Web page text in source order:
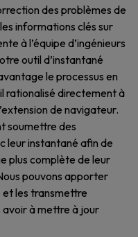
des problèmes de
informations clés sur
à l’équipe d’ingénieurs
outil d’instantané
le processus en
rationalisé directement à
de navigateur.
soumettre des
leur instantané afin de
plus complète de leur
pouvons apporter
et les transmettre
à mettre à jour